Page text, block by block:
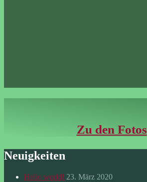
Zu den Fotos
Neuigkeiten
Hello world! 23. März 2020